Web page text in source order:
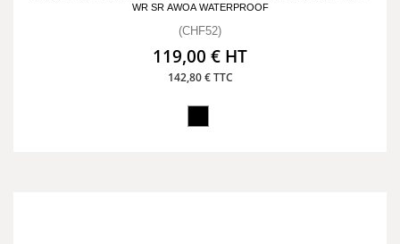
WR SR AWOA WATERPROOF
(CHF52)
119,00 € HT
142,80 € TTC